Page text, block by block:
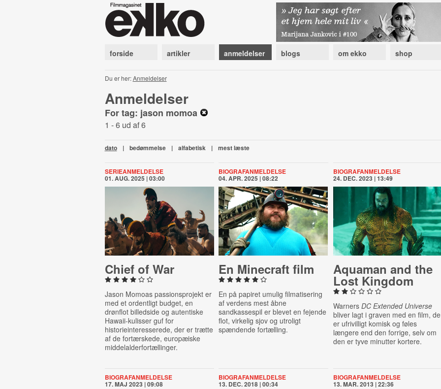
forside artikler anmeldelser blogs om ekko shop
Du er her:Anmeldelser
Anmeldelser
For tag: jason momoa
1 - 6 ud af 6
dato | bedømmelse | alfabetisk | mest læste
SERIEANMELDELSE
01. AUG. 2025 | 03:00
Chief of War
Jason Momoas passionsprojekt er
med et ordentligt budget, en
drønflot billedside og autentiske
Hawaii-kulisser guf for
historieinteresserede, der er trætte
af de fortærskede, europæiske
middelalderfortællinger.
BIOGRAFANMELDELSE
04. APR. 2025 | 08:22
En Minecraft film
En på papiret umulig filmatisering
af verdens mest åbne
sandkassespil er blevet en fejende
flot, virkelig sjov og utroligt
spændende fortælling.
BIOGRAFANMELDELSE
24. DEC. 2023 | 13:49
Aquaman and the
Lost Kingdom
Warners DC Extended Universe
bliver lagt i graven med en film,
er ufrivilligt komisk og føles
længere end den forrige, selv om
den er tyve minutter kortere.
BIOGRAFANMELDELSE
17. MAJ 2023 | 09:08
BIOGRAFANMELDELSE
13. DEC. 2018 | 00:34
BIOGRAFANMELDELSE
13. MAR. 2013 | 22:36